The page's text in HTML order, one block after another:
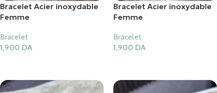
Bracelet Acier inoxydable
Femme
Bracelet
1,900 DA
Bracelet Acier inoxydable
Femme
Bracelet
1,900 DA